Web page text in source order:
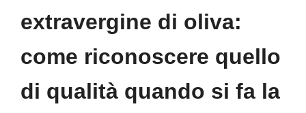
extravergine di oliva:
come riconoscere quello
di qualità quando si fa la